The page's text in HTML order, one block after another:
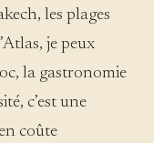
les plages
je peux
la gastronomie
c’est une
coûte